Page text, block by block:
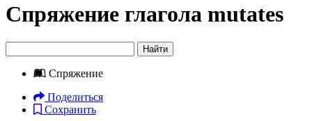
Спряжение глагола mutates
Найти
Спряжение
Поделиться
Сохранить